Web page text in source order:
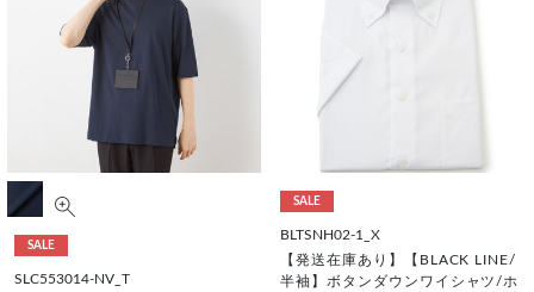
SALE
SLC553014-NV_T
SALE
BLTSNH02-1_X
【発送在庫あり】【BLACK LINE/
半袖】ボタンダウンワイシャツ/ホ